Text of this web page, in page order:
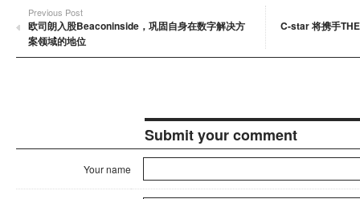
Previous Post
欧司朗入股Beaconinside，巩固自身在数字解决方
案领域的地位
C-star 将携手
Submit your comment
Your name